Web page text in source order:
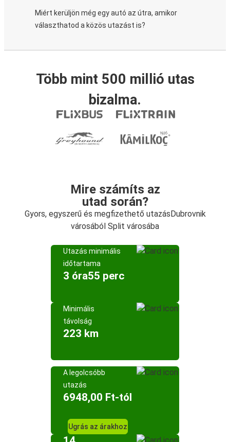
Miért kerüljön még egy autó az útra, amikor
választhatod a közös utazást is?
Több mint 500 millió utas
bizalma.
Mire számíts az
utad során?
Gyors, egyszerű és megfizethető utazásDubrovnik
városából Split városába
Utazás minimális
időtartama
3 óra55 perc
Minimális
távolság
223 km
A legolcsóbb
utazás
6948,00 Ft-tól
Ugrás az árakhoz